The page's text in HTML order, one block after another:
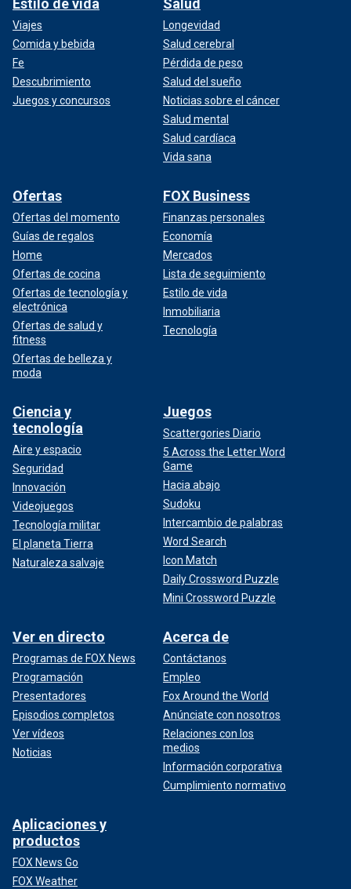
Viajes
Comida y bebida
Fe
Descubrimiento
Juegos y concursos
Longevidad
Salud cerebral
Pérdida de peso
Salud del sueño
Noticias sobre el cáncer
Salud mental
Salud cardíaca
Vida sana
Ofertas
Ofertas del momento
Guías de regalos
Home
Ofertas de cocina
Ofertas de tecnología y
electrónica
Ofertas de salud y
fitness
Ofertas de belleza y
moda
FOX Business
Finanzas personales
Economía
Mercados
Lista de seguimiento
Estilo de vida
Inmobiliaria
Tecnología
Ciencia y
tecnología
Aire y espacio
Seguridad
Innovación
Videojuegos
Tecnología militar
El planeta Tierra
Naturaleza salvaje
Juegos
Scattergories Diario
5 Across the Letter Word
Game
Hacia abajo
Sudoku
Intercambio de palabras
Word Search
Icon Match
Daily Crossword Puzzle
Mini Crossword Puzzle
Ver en directo
Programas de FOX News
Programación
Presentadores
Episodios completos
Ver vídeos
Noticias
Acerca de
Contáctanos
Empleo
Fox Around the World
Anúnciate con nosotros
Relaciones con los
medios
Información corporativa
Cumplimiento normativo
Aplicaciones y
productos
FOX News Go
FOX Weather